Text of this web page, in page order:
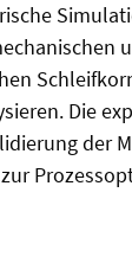
Die
der